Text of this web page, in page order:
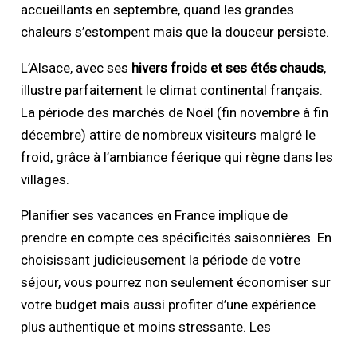
accueillants en septembre, quand les grandes
chaleurs s’estompent mais que la douceur persiste.
L’Alsace, avec ses hivers froids et ses étés chauds,
illustre parfaitement le climat continental français.
La période des marchés de Noël (fin novembre à fin
décembre) attire de nombreux visiteurs malgré le
froid, grâce à l’ambiance féerique qui règne dans les
villages.
Planifier ses vacances en France implique de
prendre en compte ces spécificités saisonnières. En
choisissant judicieusement la période de votre
séjour, vous pourrez non seulement économiser sur
votre budget mais aussi profiter d’une expérience
plus authentique et moins stressante. Les